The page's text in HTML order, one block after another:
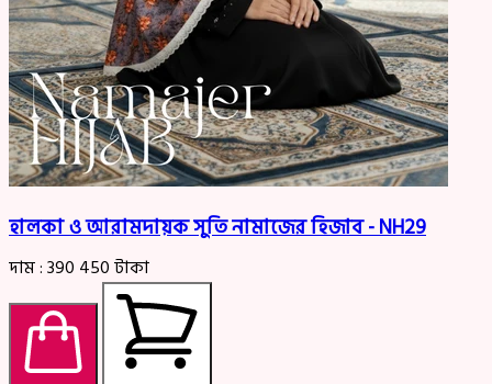
হালকা ও আরামদায়ক সুতি নামাজের হিজাব - NH29
দাম :390 450টাকা